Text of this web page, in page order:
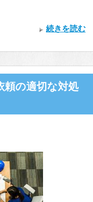
続きを読む
頼の適切な対処